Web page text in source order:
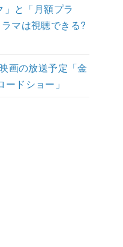
と「月額プラ
マは視聴できる?
画の放送予定「金
ドショー」